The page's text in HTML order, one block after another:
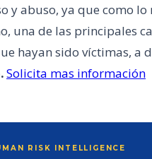
y abuso, ya que como
una de las principales
hayan sido víctimas, a
Solicita mas información
RISK INTELLIGENCE